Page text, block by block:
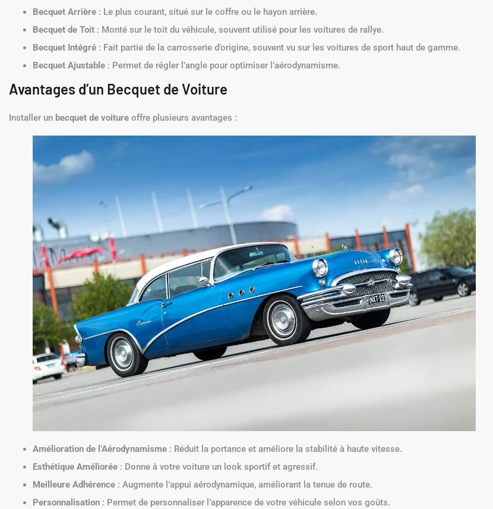
Becquet Arrière : Le plus courant, situé sur le coffre ou le hayon arrière.
Becquet de Toit : Monté sur le toit du véhicule, souvent utilisé pour les voitures de rallye.
Becquet Intégré : Fait partie de la carrosserie d’origine, souvent vu sur les voitures de sport haut de gamme.
Becquet Ajustable : Permet de régler l’angle pour optimiser l’aérodynamisme.
Avantages d’un Becquet de Voiture
Installer un becquet de voiture offre plusieurs avantages :
Amélioration de l’Aérodynamisme : Réduit la portance et améliore la stabilité à haute vitesse.
Esthétique Améliorée : Donne à votre voiture un look sportif et agressif.
Meilleure Adhérence : Augmente l’appui aérodynamique, améliorant la tenue de route.
Personnalisation : Permet de personnaliser l’apparence de votre véhicule selon vos goûts.